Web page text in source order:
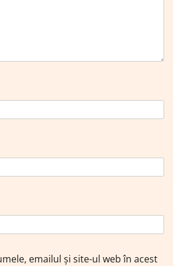
emailul și site-ul web în acest